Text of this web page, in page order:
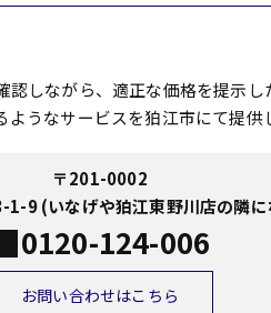
認しながら、適正な価格を提示
うなサービスを狛江市にて提供
〒201-0002
1-9 (いなげや狛江東野川店の隣
0120-124-006
お問い合わせはこちら